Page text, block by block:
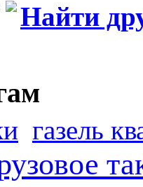
Найти
газель